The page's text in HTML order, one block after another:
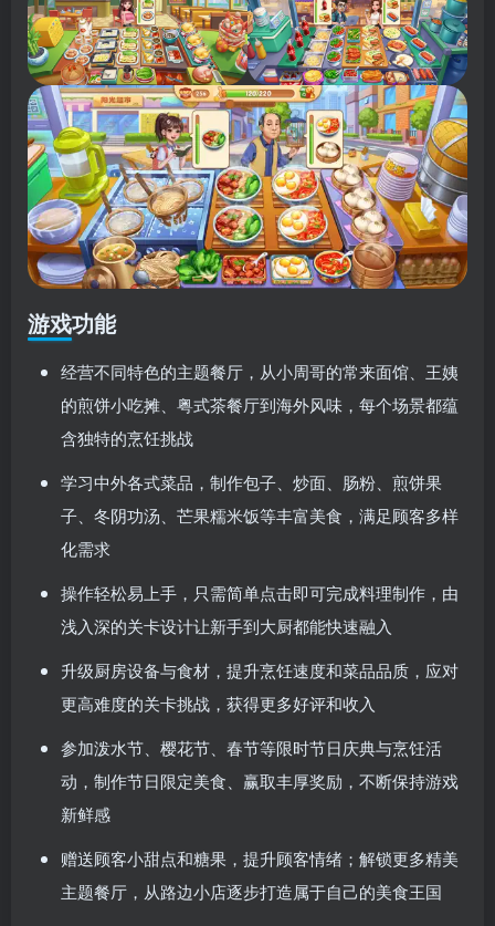
游戏功能
经营不同特色的主题餐厅，从小周哥的常来面馆、王姨
的煎饼小吃摊、粤式茶餐厅到海外风味，每个场景都蕴
含独特的烹饪挑战
学习中外各式菜品，制作包子、炒面、肠粉、煎饼果
子、冬阴功汤、芒果糯米饭等丰富美食，满足顾客多样
化需求
操作轻松易上手，只需简单点击即可完成料理制作，由
浅入深的关卡设计让新手到大厨都能快速融入
升级厨房设备与食材，提升烹饪速度和菜品品质，应对
更高难度的关卡挑战，获得更多好评和收入
参加泼水节、樱花节、春节等限时节日庆典与烹饪活
动，制作节日限定美食、赢取丰厚奖励，不断保持游戏
新鲜感
赠送顾客小甜点和糖果，提升顾客情绪；解锁更多精美
主题餐厅，从路边小店逐步打造属于自己的美食王国